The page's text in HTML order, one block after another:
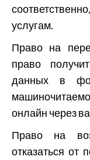
услугам.
Право на
право
данных в
онлайн через
Право на
отказаться от